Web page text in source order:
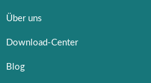
Über uns
Download-Center
Blog